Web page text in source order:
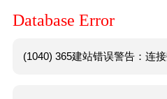
Database Error
(1040) 365建站错误警告：连